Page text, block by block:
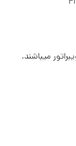
میباشند.